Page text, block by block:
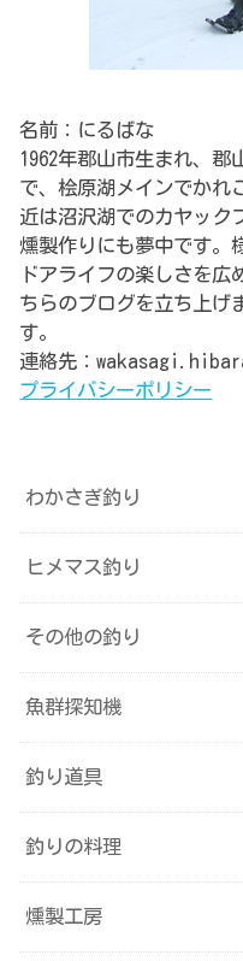
名前：にるばな
1962年郡山市生まれ、郡
で、桧原湖メインでかれ
近は沼沢湖でのカヤック
燻製作りにも夢中です。
ドアライフの楽しさを広
ちらのブログを立ち上げ
す。
連絡先：
プライバシーポリシー
わかさぎ釣り
ヒメマス釣り
その他の釣り
魚群探知機
釣り道具
釣りの料理
燻製工房